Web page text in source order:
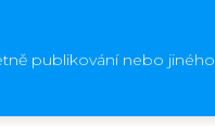
publikování nebo jiného